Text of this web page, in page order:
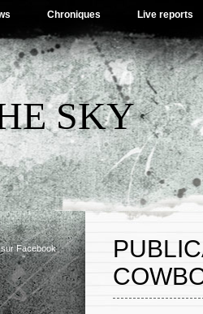
Chroniques Live reports
SKY
Facebook